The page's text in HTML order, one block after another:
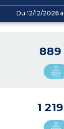
Du 12/12/2026
1